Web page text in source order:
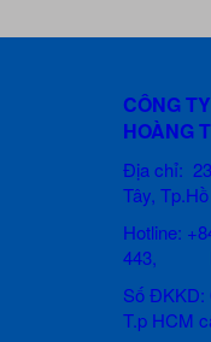
CÔNG
HOÀNG
Địa chỉ:
Tây,
Hotline:
443,
Số ĐKKD:
T.p HCM